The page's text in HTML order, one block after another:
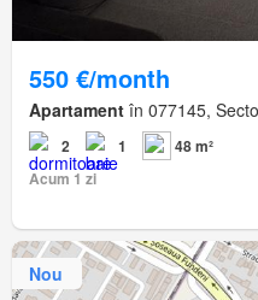
550 €/month
Apartament în 077145,
2 1
48 m²
Acum 1 zi
Nou